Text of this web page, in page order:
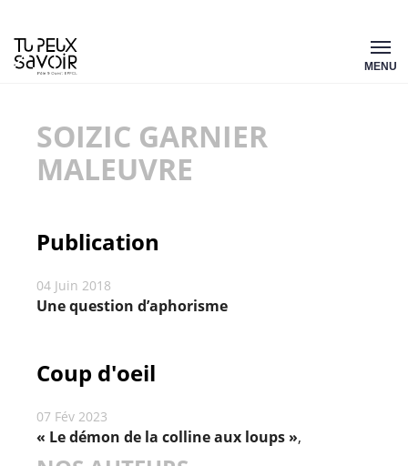
Aller
au
MENU
SOIZIC GARNIER
MALEUVRE
Publication
04 Juin 2018
Une question d’aphorisme
Coup d'oeil
07 Fév 2023
« Le démon de la colline aux loups »,